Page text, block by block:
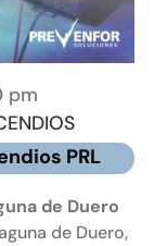
pm
PRL
de Duero
de Duero,